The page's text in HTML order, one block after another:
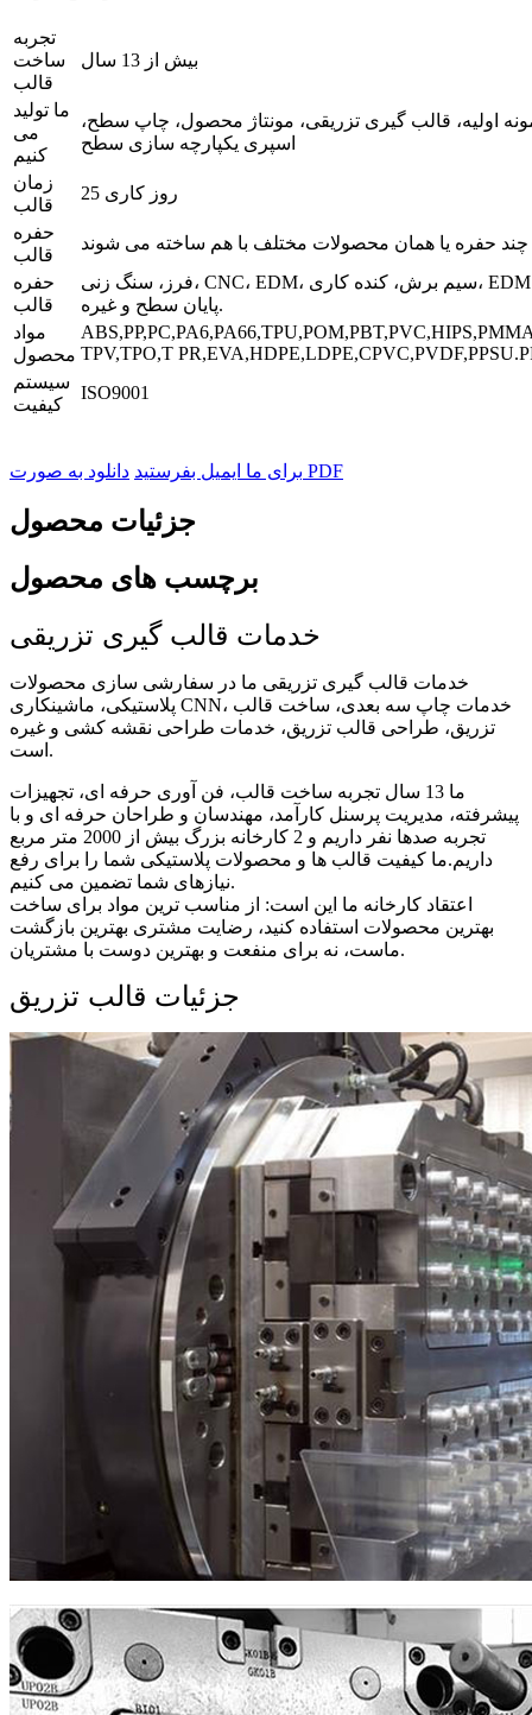
تجربه
ساخت
قالب
بیش از 13 سال
ما تولید
می
کنیم
اولیه، قالب گیری تزریقی، مونتاژ محصول، چاپ سطح،
اسپری یکپارچه سازی سطح
زمان
قالب
25 روز کاری
حفره
قالب
حفره یا همان محصولات مختلف با هم ساخته می شوند
حفره
قالب
فرز، سنگ زنی، CNC، EDM، سیم برش، کنده کاری، EDM، ماشین تراش،
پایان سطح و غیره.
مواد
محصول TPV,TPO,T
سیستم
کیفیت
ISO9001
برای ما ایمیل بفرستید دانلود به صورت PDF
جزئیات محصول
برچسب های محصول
خدمات قالب گیری تزریقی
خدمات قالب گیری تزریقی ما در سفارشی سازی محصولات
پلاستیکی، ماشینکاری CNN، خدمات چاپ سه بعدی، ساخت قالب
تزریق، طراحی قالب تزریق، خدمات طراحی نقشه کشی و غیره
است.
ما 13 سال تجربه ساخت قالب، فن آوری حرفه ای، تجهیزات
پیشرفته، مدیریت پرسنل کارآمد، مهندسان و طراحان حرفه ای و با
تجربه صدها نفر داریم و 2 کارخانه بزرگ بیش از 2000 متر مربع
داریم.ما کیفیت قالب ها و محصولات پلاستیکی شما را برای رفع
نیازهای شما تضمین می کنیم.
اعتقاد کارخانه ما این است: از مناسب ترین مواد برای ساخت
بهترین محصولات استفاده کنید، رضایت مشتری بهترین بازگشت
ماست، نه برای منفعت و بهترین دوست با مشتریان.
جزئیات قالب تزریق